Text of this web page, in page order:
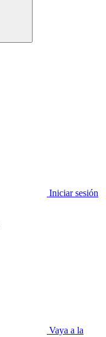
Iniciar sesión
Vaya a la